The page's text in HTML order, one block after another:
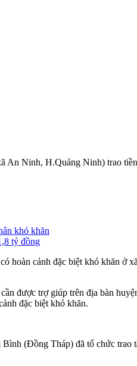
Ninh, H.Quảng Ninh) trao
khó khăn
tỷ đồng
hoàn cảnh đặc biệt khó khăn
được trợ giúp trên địa bàn
đặc biệt khó khăn.
(Đồng Tháp) đã tổ chức trao